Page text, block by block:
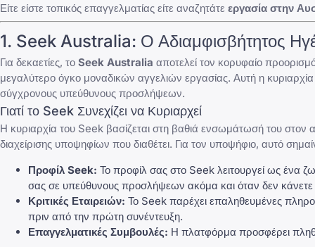
Είτε είστε τοπικός επαγγελματίας είτε αναζητάτε εργασία στην
1. Seek Australia: Ο Αδιαμφισβήτητος
Για δεκαετίες, το Seek Australia αποτελεί τον κορυφαίο
μεγαλύτερο όγκο μοναδικών αγγελιών εργασίας. Αυτή η
σύγχρονους υπεύθυνους προσλήψεων.
Γιατί το Seek Συνεχίζει να Κυριαρχεί
Η κυριαρχία του Seek βασίζεται στη βαθιά ενσωμάτωσή του
διαχείρισης υποψηφίων που διαθέτει. Για τον υποψήφιο, αυτό
Προφίλ Seek: Το προφίλ σας στο Seek λειτουργεί ως ένα
σας σε υπεύθυνους προσλήψεων ακόμα και όταν δεν
Κριτικές Εταιρειών: Το Seek παρέχει επαληθευμένες
πριν από την πρώτη συνέντευξη.
Επαγγελματικές Συμβουλές: Η πλατφόρμα προσφέρει